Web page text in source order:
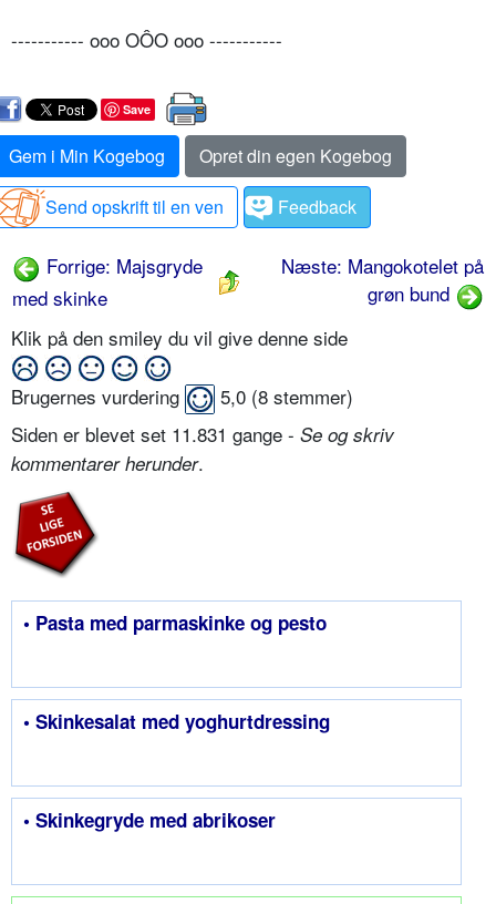
----------- ooo OÔO ooo -----------
Save
Gem i Min Kogebog
Opret din egen Kogebog
Send opskrift til en ven
Feedback
Forrige: Majsgryde
med skinke
Næste: Mangokotelet på
grøn bund
Klik på den smiley du vil give denne side
Brugernes vurdering 5,0 (8 stemmer)
Siden er blevet set 11.831 gange - Se og skriv
kommentarer herunder.
• Pasta med parmaskinke og pesto
• Skinkesalat med yoghurtdressing
• Skinkegryde med abrikoser